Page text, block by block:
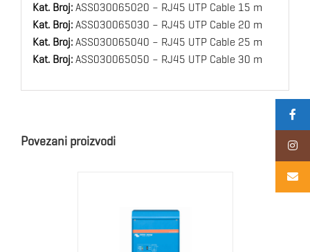
Kat. Broj: ASS030065020 – RJ45 UTP Cable 15 m
Kat. Broj: ASS030065030 – RJ45 UTP Cable 20 m
Kat. Broj: ASS030065040 – RJ45 UTP Cable 25 m
Kat. Broj: ASS030065050 – RJ45 UTP Cable 30 m
Povezani proizvodi